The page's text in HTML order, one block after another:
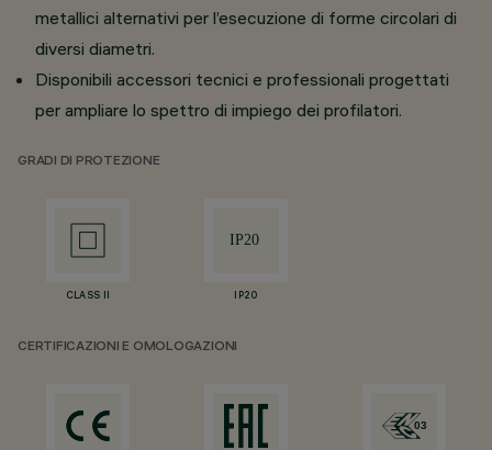
metallici alternativi per l’esecuzione di forme circolari di
diversi diametri.
Disponibili accessori tecnici e professionali progettati
per ampliare lo spettro di impiego dei profilatori.
GRADI DI PROTEZIONE
CLASS II IP20
CERTIFICAZIONI E OMOLOGAZIONI